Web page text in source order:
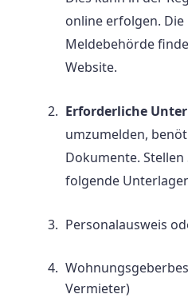
online erfolgen.
Meldebehörde
Website.
Erforderliche
umzumelden,
Dokumente. Stellen
folgende
Personalausweis
Vermieter)